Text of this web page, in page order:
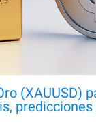
(XAUUSD)
predicciones